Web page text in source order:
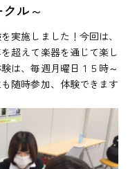
ル～
実施しました！今回は、
超えて楽器を通じて楽し
は、毎週月曜日１５時～
随時参加、体験できます